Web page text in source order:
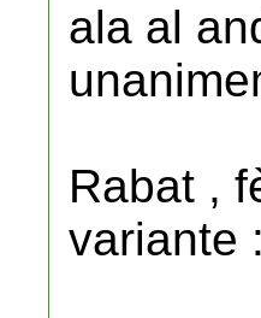
ala al
Rabat ,
variante